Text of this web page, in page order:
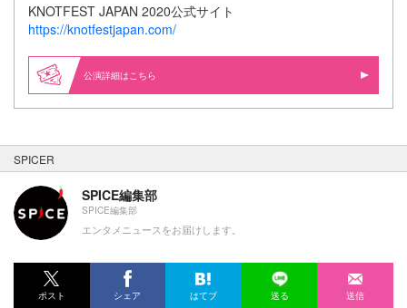
KNOTFEST JAPAN 2020公式サイト
https://knotfestjapan.com/
公演詳細はこちら
SPICER
SPICE編集部
SPICE編集部
エンタメニュースをお届けします。
ポスト シェア はてブ 送る 送信